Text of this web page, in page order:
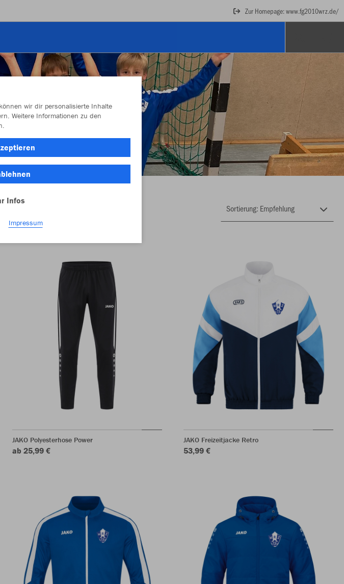
Zur Homepage: www.fg2010wrz.de/
JAKO Polyesterhose Power
ab 25,99 €
JAKO Freizeitjacke Retro
53,99 €
wir dir personalisierte Inhalte
Weitere Informationen zu den
Infos
Impressum